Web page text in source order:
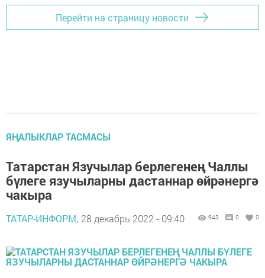
Перейти на страницу новости
ЯҢАЛЫКЛАР ТАСМАСЫ
Татарстан Язучылар берлегенең Чаллы
бүлеге язучыларны дастаннар өйрәнергә
чакыра
ТАТАР-ИНФОРМ, 28 декабрь 2022 - 09:40 943 0 0